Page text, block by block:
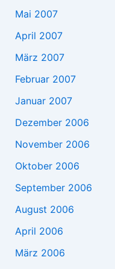
Mai 2007
April 2007
März 2007
Februar 2007
Januar 2007
Dezember 2006
November 2006
Oktober 2006
September 2006
August 2006
April 2006
März 2006